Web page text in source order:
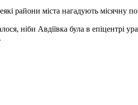
райони міста нагадують місячну
ніби Авдіївка була в епіцентрі